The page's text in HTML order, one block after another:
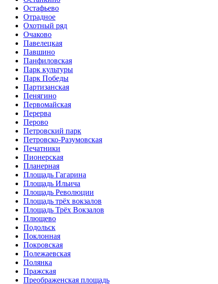
Остафьево
Отрадное
Охотный ряд
Очаково
Павелецкая
Павшино
Панфиловская
Парк культуры
Парк Победы
Партизанская
Пенягино
Первомайская
Перерва
Перово
Петровский парк
Петровско-Разумовская
Печатники
Пионерская
Планерная
Площадь Гагарина
Площадь Ильича
Площадь Революции
Площадь трёх вокзалов
Площадь Трёх Вокзалов
Плющево
Подольск
Поклонная
Покровская
Полежаевская
Полянка
Пражская
Преображенская площадь